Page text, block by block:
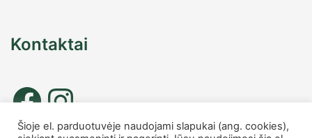
Kontaktai
Šioje el. parduotuvėje naudojami slapukai (ang. cookies),